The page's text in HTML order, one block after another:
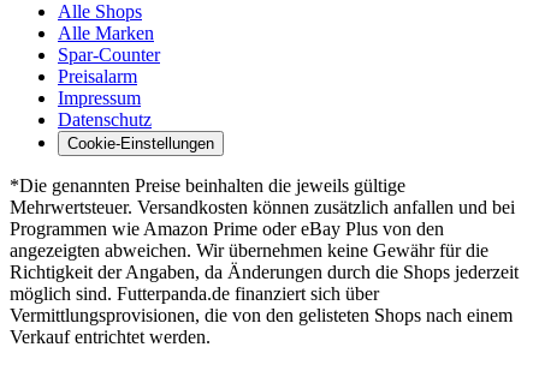
Alle Shops
Alle Marken
Spar-Counter
Preisalarm
Impressum
Datenschutz
Cookie-Einstellungen
*Die genannten Preise beinhalten die jeweils gültige
Mehrwertsteuer. Versandkosten können zusätzlich anfallen und bei
Programmen wie Amazon Prime oder eBay Plus von den
angezeigten abweichen. Wir übernehmen keine Gewähr für die
Richtigkeit der Angaben, da Änderungen durch die Shops jederzeit
möglich sind. Futterpanda.de finanziert sich über
Vermittlungsprovisionen, die von den gelisteten Shops nach einem
Verkauf entrichtet werden.